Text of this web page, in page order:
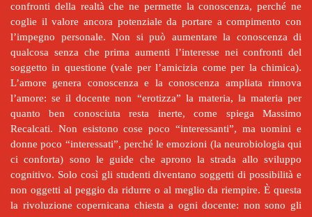
confronti della realtà che ne permette la conoscenza, perché ne
coglie il valore ancora potenziale da portare a compimento con
l’impegno personale. Non si può aumentare la conoscenza di
qualcosa senza che prima aumenti l’interesse nei confronti del
soggetto in questione (vale per l’amicizia come per la chimica).
L’amore genera conoscenza e la conoscenza ampliata rinnova
l’amore: se il docente non “erotizza” la materia, la materia per
quanto ben conosciuta resta inerte, come spiega Massimo
Recalcati. Non esistono cose poco “interessanti”, ma uomini e
donne poco “interessati”, perché le emozioni (la neurobiologia qui
ci conforta) sono le guide che aprono la strada allo sviluppo
cognitivo. Solo così gli studenti diventano soggetti di possibilità e
non oggetti al peggio da ridurre o al meglio da riempire. È questa
la rivoluzione copernicana chiesta a ogni docente: non sono gli